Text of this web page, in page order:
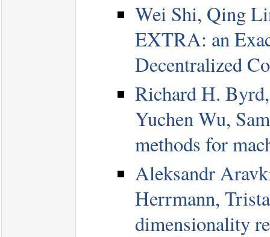
Wei Shi, Qing
EXTRA: an
Decentralized
Richard H.
Yuchen Wu,
methods for
Aleksandr
Herrmann,
dimensionality